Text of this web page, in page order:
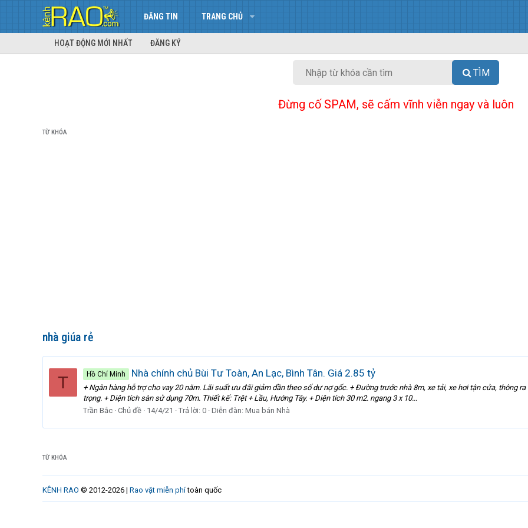
ĐĂNG TIN TRANG CHỦ
HOẠT ĐỘNG MỚI NHẤT ĐĂNG KÝ
TÌM
Đừng cố SPAM, sẽ cấm vĩnh viễn ngay và luôn
TỪ KHÓA
nhà giúa rẻ
T Hồ Chí Minh Nhà chính chủ Bùi Tư Toàn, An Lạc, Bình Tân. Giá 2.85 tỷ
+ Ngân hàng hỗ trợ cho vay 20 năm. Lãi suất ưu đãi giảm dần theo số dư nợ gốc. + Đường trước nhà 8m, xe tải, xe hơi tận cửa, thông
trọng. + Diện tích sàn sử dụng 70m. Thiết kế: Trệt + Lầu, Hướng Tây. + Diện tích 30 m2. ngang 3 x 10...
Trần Bắc Chủ đề 14/4/21 Trả lời: 0 Diễn đàn: Mua bán Nhà
TỪ KHÓA
KÊNH RAO © 2012-2026 | Rao vặt miễn phítoàn quốc